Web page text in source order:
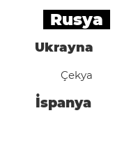
Rusya
Ukrayna
Çekya
İspanya